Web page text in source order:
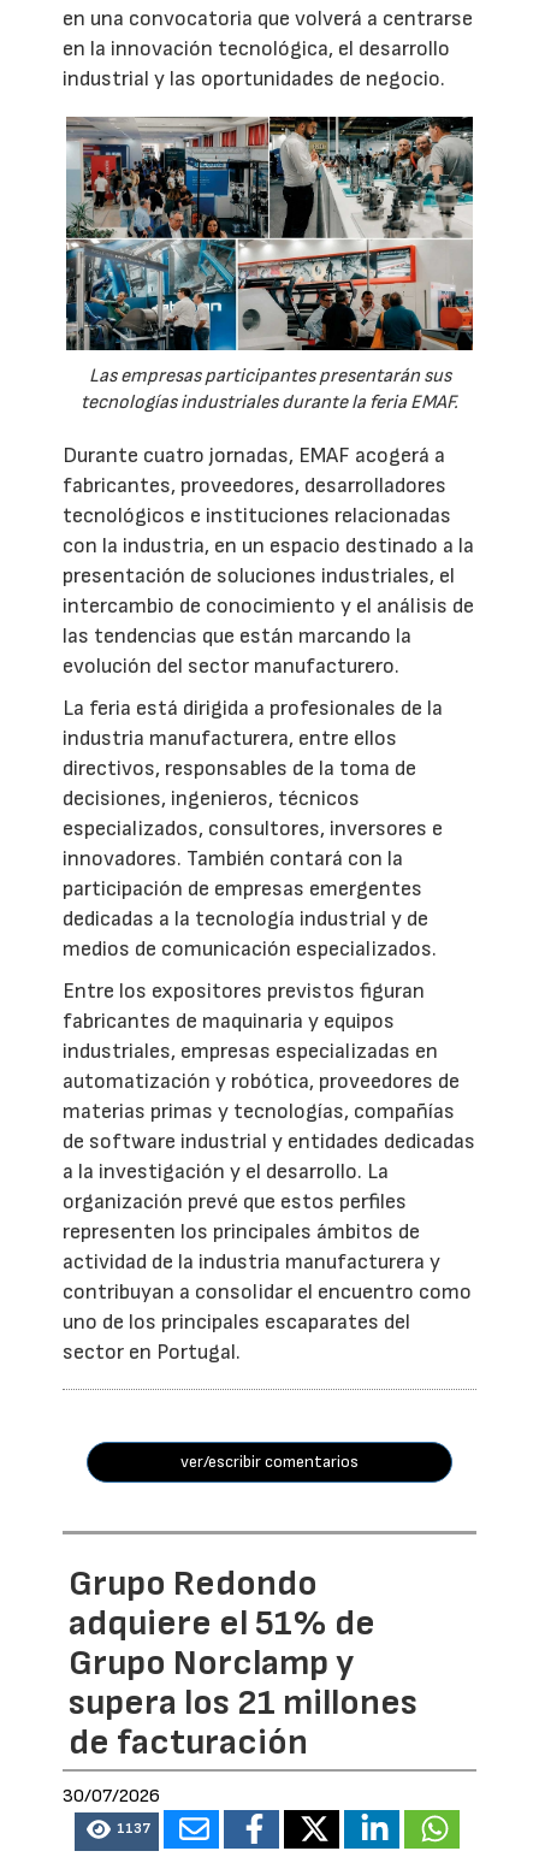
en una convocatoria que volverá a centrarse
en la innovación tecnológica, el desarrollo
industrial y las oportunidades de negocio.
Las empresas participantes presentarán sus
tecnologías industriales durante la feria EMAF.
Durante cuatro jornadas, EMAF acogerá a
fabricantes, proveedores, desarrolladores
tecnológicos e instituciones relacionadas
con la industria, en un espacio destinado a la
presentación de soluciones industriales, el
intercambio de conocimiento y el análisis de
las tendencias que están marcando la
evolución del sector manufacturero.
La feria está dirigida a profesionales de la
industria manufacturera, entre ellos
directivos, responsables de la toma de
decisiones, ingenieros, técnicos
especializados, consultores, inversores e
innovadores. También contará con la
participación de empresas emergentes
dedicadas a la tecnología industrial y de
medios de comunicación especializados.
Entre los expositores previstos figuran
fabricantes de maquinaria y equipos
industriales, empresas especializadas en
automatización y robótica, proveedores de
materias primas y tecnologías, compañías
de software industrial y entidades dedicadas
a la investigación y el desarrollo. La
organización prevé que estos perfiles
representen los principales ámbitos de
actividad de la industria manufacturera y
contribuyan a consolidar el encuentro como
uno de los principales escaparates del
sector en Portugal.
ver/escribir comentarios
Grupo Redondo
adquiere el 51% de
Grupo Norclamp y
supera los 21 millones
de facturación
30/07/2026
1137